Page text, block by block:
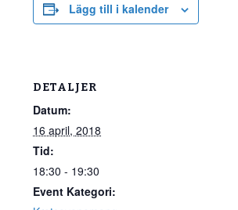
Lägg till i kalender
DETALJER
Datum:
16 april, 2018
Tid:
18:30 - 19:30
Event Kategori: